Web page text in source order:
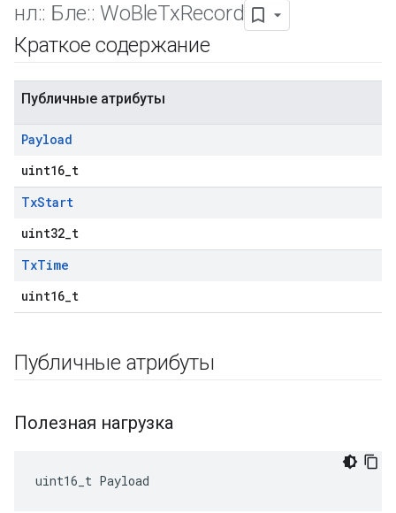
нл:: Бле:: WoBleTxRecord
Краткое содержание
Публичные атрибуты
Payload
uint16_t
TxStart
uint32_t
TxTime
uint16_t
Публичные атрибуты
Полезная нагрузка
uint16_t Payload